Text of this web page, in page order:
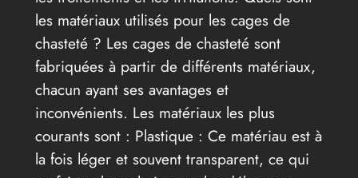
les matériaux utilisés pour les cages de
chasteté ? Les cages de chasteté sont
fabriquées à partir de différents matériaux,
chacun ayant ses avantages et
inconvénients. Les matériaux les plus
courants sont : Plastique : Ce matériau est à
la fois léger et souvent transparent, ce qui